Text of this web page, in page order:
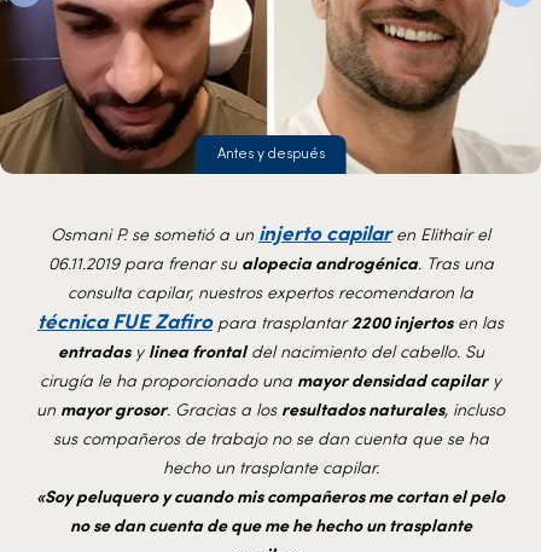
Antes y después
Osmani P. se sometió a un injerto capilaren Elithair el
06.11.2019 para frenar su alopecia androgénica. Tras una
consulta capilar, nuestros expertos recomendaron la
técnica FUE Zafiropara trasplantar2200 injertosen las
entradasy linea frontaldel nacimiento del cabello. Su
cirugía le ha proporcionado una mayor densidad capilary
un mayor grosor. Gracias a los resultados naturales, incluso
sus compañeros de trabajo no se dan cuenta que se ha
hecho un trasplante capilar.
«Soy peluquero y cuando mis compañeros me cortan el pelo
no se dan cuenta de que me he hecho un trasplante